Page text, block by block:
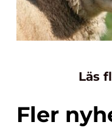
Läs
Fler